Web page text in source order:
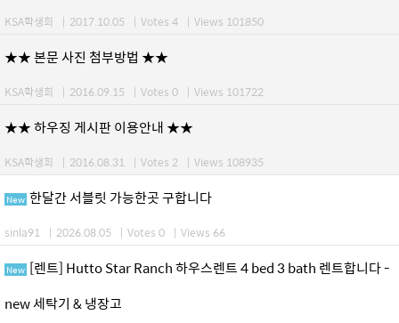
KSA학생회 | 2017.10.05 | Votes 4 | Views 101850
★★ 본문 사진 첨부방법 ★★
KSA학생회 | 2016.09.15 | Votes 0 | Views 101722
★★ 하우징 게시판 이용안내 ★★
KSA학생회 | 2016.08.31 | Votes 2 | Views 108935
New 한달간 서블릿 가능한곳 구합니다
sinla91 | 2026.08.05 | Votes 0 | Views 66
New [렌트] Hutto Star Ranch 하우스렌트 4 bed 3 bath 렌트합니다 -
new 세탁기 & 냉장고